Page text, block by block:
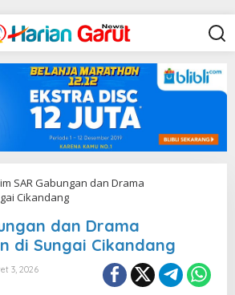
SAR Gabungan dan Drama
Cikandang
dan Drama
di Sungai Cikandang
3, 2026